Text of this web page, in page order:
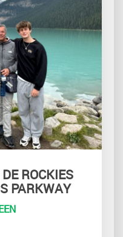
ROCKIES
PARKWAY